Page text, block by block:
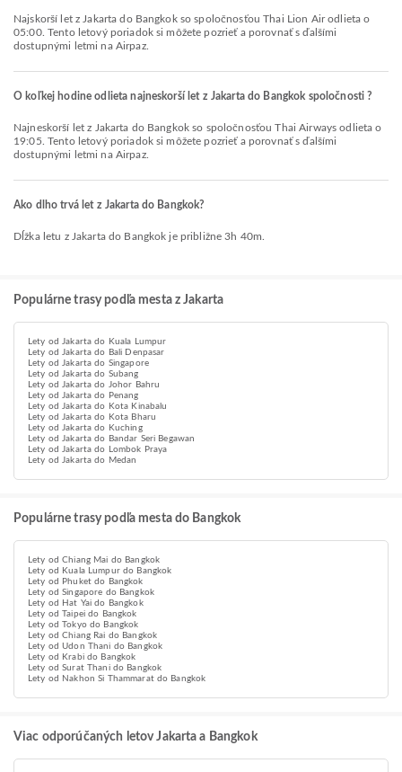
Najskorší let z Jakarta do Bangkok so spoločnosťou Thai Lion Air odlieta o
05:00. Tento letový poriadok si môžete pozrieť a porovnať s ďalšími
dostupnými letmi na Airpaz.
O koľkej hodine odlieta najneskorší let z Jakarta do Bangkok spoločnosti ?
Najneskorší let z Jakarta do Bangkok so spoločnosťou Thai Airways odlieta o
19:05. Tento letový poriadok si môžete pozrieť a porovnať s ďalšími
dostupnými letmi na Airpaz.
Ako dlho trvá let z Jakarta do Bangkok?
Dĺžka letu z Jakarta do Bangkok je približne 3h 40m.
Populárne trasy podľa mesta z Jakarta
Lety od Jakarta do Kuala Lumpur
Lety od Jakarta do Bali Denpasar
Lety od Jakarta do Singapore
Lety od Jakarta do Subang
Lety od Jakarta do Johor Bahru
Lety od Jakarta do Penang
Lety od Jakarta do Kota Kinabalu
Lety od Jakarta do Kota Bharu
Lety od Jakarta do Kuching
Lety od Jakarta do Bandar Seri Begawan
Lety od Jakarta do Lombok Praya
Lety od Jakarta do Medan
Populárne trasy podľa mesta do Bangkok
Lety od Chiang Mai do Bangkok
Lety od Kuala Lumpur do Bangkok
Lety od Phuket do Bangkok
Lety od Singapore do Bangkok
Lety od Hat Yai do Bangkok
Lety od Taipei do Bangkok
Lety od Tokyo do Bangkok
Lety od Chiang Rai do Bangkok
Lety od Udon Thani do Bangkok
Lety od Krabi do Bangkok
Lety od Surat Thani do Bangkok
Lety od Nakhon Si Thammarat do Bangkok
Viac odporúčaných letov Jakarta a Bangkok